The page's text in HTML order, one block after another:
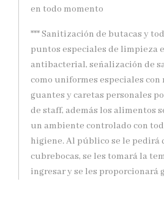
en todo momento
*** Sanitización de butacas y
puntos especiales de limpieza
antibacterial, señalización de
como uniformes especiales con
guantes y caretas personales
de staff, además los alimentos
un ambiente controlado con
higiene. Al público se le pedirá
cubrebocas, se les tomará la
ingresar y se les proporcionará